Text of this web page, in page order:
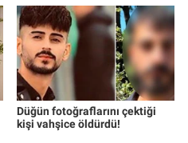
Düğün fotoğraflarını çektiği
kişi vahşice öldürdü!